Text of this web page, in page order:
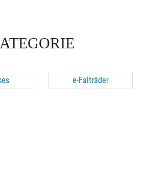
e-Falträder